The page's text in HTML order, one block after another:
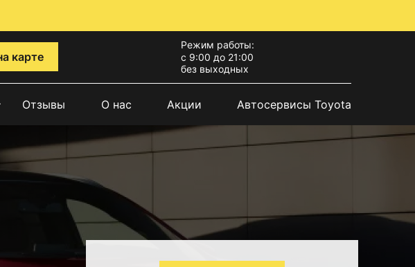
карте
Режим работы:
с 9:00 до 21:00
без выходных
Отзывы О нас Акции Автосервисы Toyota